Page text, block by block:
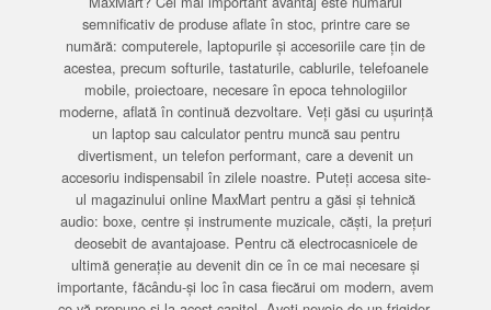
semnificativ de produse aflate în stoc, printre care se
numără: computerele, laptopurile și accesoriile care țin de
acestea, precum softurile, tastaturile, cablurile, telefoanele
mobile, proiectoare, necesare în epoca tehnologiilor
moderne, aflată în continuă dezvoltare. Veți găsi cu ușurință
un laptop sau calculator pentru muncă sau pentru
divertisment, un telefon performant, care a devenit un
accesoriu indispensabil în zilele noastre. Puteți accesa site-
ul magazinului online MaxMart pentru a găsi și tehnică
audio: boxe, centre și instrumente muzicale, căști, la prețuri
deosebit de avantajoase. Pentru că electrocasnicele de
ultimă generație au devenit din ce în ce mai necesare și
importante, făcându-și loc în casa fiecărui om modern, avem